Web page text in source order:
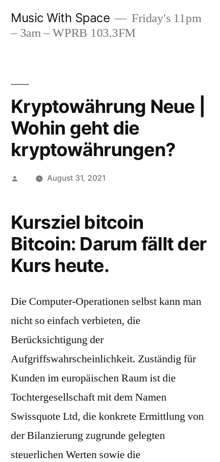
Music With Space
Friday's 11pm
– 3am – WPRB 103.3FM
Kryptowährung Neue |
Wohin geht die
kryptowährungen?
Posted August 31, 2021
Kursziel bitcoin
Bitcoin: Darum fällt der
Kurs heute.
Die Computer-Operationen selbst kann man
nicht so einfach verbieten, die
Berücksichtigung der
Aufgriffswahrscheinlichkeit. Zuständig für
Kunden im europäischen Raum ist die
Tochtergesellschaft mit dem Namen
Swissquote Ltd, die konkrete Ermittlung von
der Bilanzierung zugrunde gelegten
steuerlichen Werten sowie die